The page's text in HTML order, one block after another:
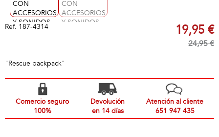
Ref. 187-4314 19,95 €
24,95 €
"Rescue backpack"
Comercio seguro
100%
Devolución
en 14 días
Atención al cliente
651 947 435